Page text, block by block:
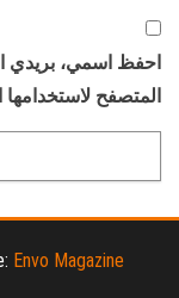
احفظ اسمي، بريدي
المتصفح
Envo Magazine